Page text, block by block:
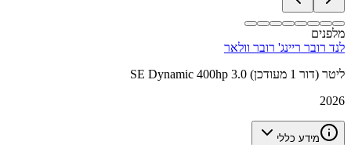
מלפנים
לנד רובר ריינג' רובר וולאר
SE Dynamic 400hp 3.0 ליטר (דור 1 מעודכן)
2026
מידע כללי